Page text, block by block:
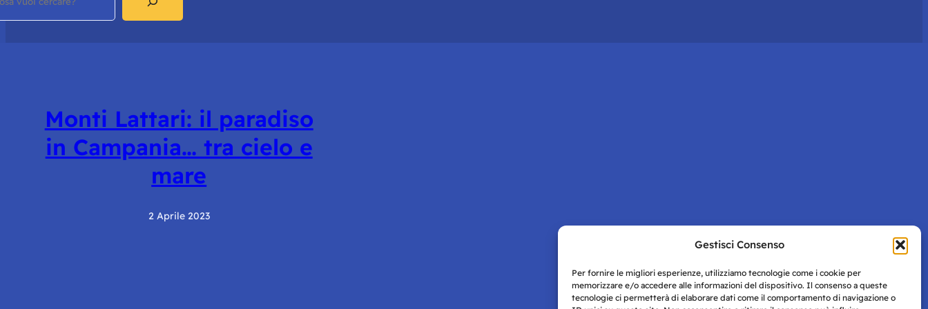
Gestisci Consenso
Per fornire le migliori esperienze, utilizziamo tecnologie come i cookie per
memorizzare e/o accedere alle informazioni del dispositivo. Il consenso a queste
tecnologie ci permetterà di elaborare dati come il comportamento di navigazione o
Monti Lattari: il paradiso
in Campania… tra cielo e
mare
2 Aprile 2023